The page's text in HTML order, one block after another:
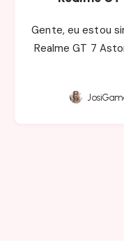
Gente, eu estou
Realme GT 7